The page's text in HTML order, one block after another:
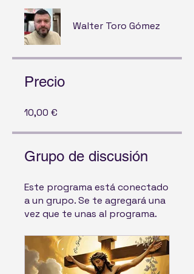
Walter Toro Gómez
Precio
10,00 €
Grupo de discusión
Este programa está conectado
a un grupo. Se te agregará una
vez que te unas al programa.